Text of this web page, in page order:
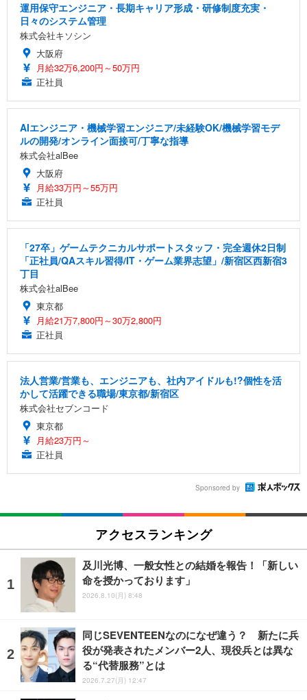
運用保守エンジニア・長期キャリア形成・研修制度充実・
日々のシステム管理
株式会社キソシン
大阪府
月給32万6,200円～50万円
正社員
AIエンジニア・機械学習エンジニア/未経験OK/機械学習モデ
ルの開発/オンライン面接可/丁寧な指導
株式会社alBee
大阪府
月給33万円～55万円
正社員
「27卒」ゲームテクニカルサポートスタッフ・完全週休2日制
「正社員/QAスキル習得/IT・ゲーム業界志望」/新宿区西新宿3
丁目
株式会社alBee
東京都
月給21万7,800円～30万2,800円
正社員
法人営業/営業も、エンジニアも、社内アイドルも!?個性を活
かして活躍できる職場/東京都/新宿区
株式会社セブンコード
東京都
月給23万円～
正社員
Sponsored by
アクセスランキング
及川光博、一般女性との結婚を報告！「新しい
命を授かっております」
2026.8.10(月) 8:48
同じSEVENTEENなのになぜ違う？ 新たに兵
役が発表されたメンバー2人、現役兵とは異な
る“代替服務”とは
2026.7.27(月) 12:47